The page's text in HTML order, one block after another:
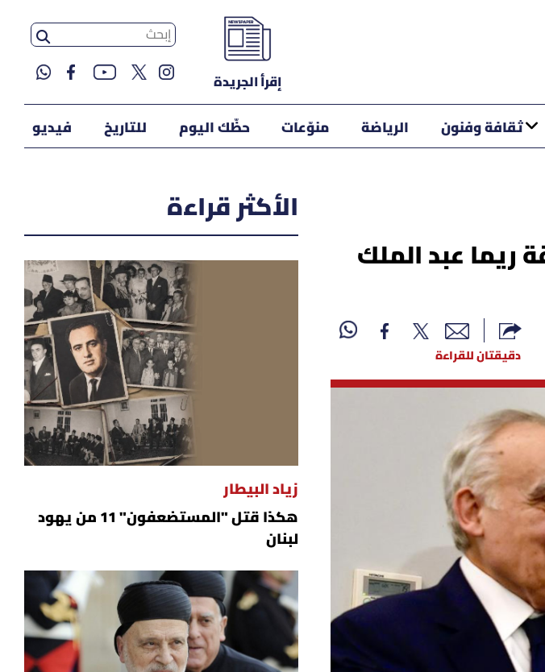
إقرأ الجريدة
ثقافة وفنون الرياضة منوّعات حظّك اليوم للتاريخ فيديو
ريما عبد الملك
دقيقتان للقراءة
الأكثر قراءة
زياد البيطار
هكذا قتل "المستضعفون" 11 من يهود
لبنان